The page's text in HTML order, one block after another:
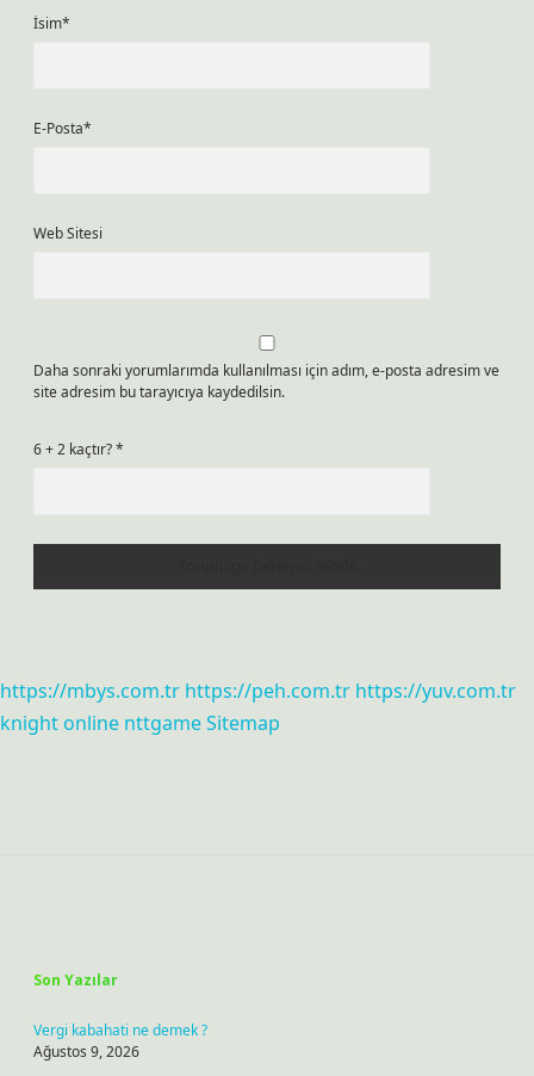
İsim*
E-Posta*
Web Sitesi
Daha sonraki yorumlarımda kullanılması için adım, e-posta adresim ve
site adresim bu tarayıcıya kaydedilsin.
6 + 2 kaçtır?*
https://mbys.com.tr https://peh.com.tr https://yuv.com.tr
knight online nttgameSitemap
Son Yazılar
Vergi kabahati ne demek ?
Ağustos 9, 2026